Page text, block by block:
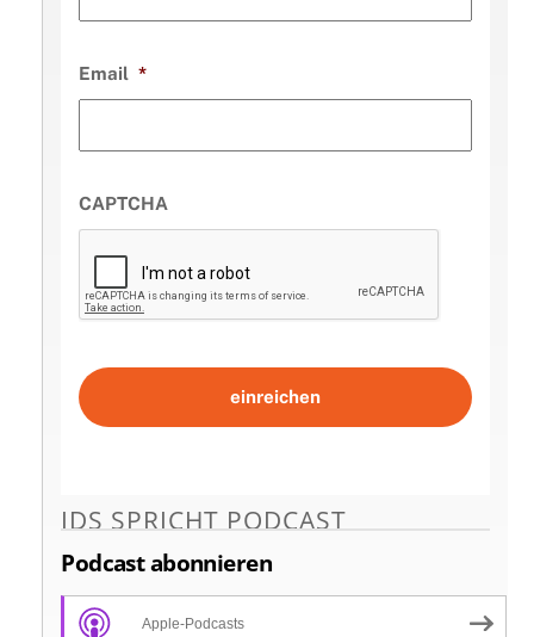
Email *
CAPTCHA
IDS SPRICHT PODCAST
Podcast abonnieren
Apple-Podcasts